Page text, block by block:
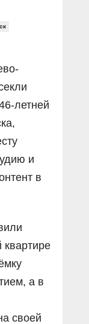
летней
и
в
квартире
а в
своей